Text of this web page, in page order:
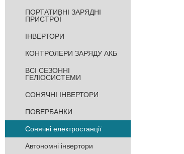
ПОРТАТИВНІ ЗАРЯДНІ
ПРИСТРОЇ
ІНВЕРТОРИ
КОНТРОЛЕРИ ЗАРЯДУ АКБ
ВСІ СЕЗОННІ
ГЕЛІОСИСТЕМИ
СОНЯЧНІ ІНВЕРТОРИ
ПОВЕРБАНКИ
Cонячні електростанції
Автономні інвертори